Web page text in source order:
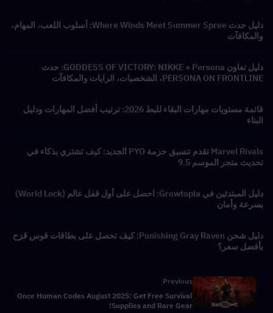
دليل حدث Where Winds Meet Summer Spree: أسلوب اللعب، المهام،
والمكافآت
دليل تعاون GODDESS OF VICTORY: NIKKE × Persona: حدث
PERSONA ON FRONTLINE، الشخصيات، الرايات والمكافآت
قائمة مستويات مهارات البقاء للبط 2026: ترتيب أفضل المهارات ودليل
البناء
Marvel Rivals تقدم تنسيق حزمة PYO الجديد: كيف تشتري بذكاء في
تحديث متجر الموسم 9.5
دليل المبتدئين في Growtopia: احصل على أول قفل عالم (World Lock)
بسرعة وأمان
دليل شحن Punishing Gray Raven: كيف تحصل على بطاقات قوس قزح
بأفضل سعر؟
Previous
Once Human Codes August 2025: Get Free Survival
Supplies and Rare Gear!